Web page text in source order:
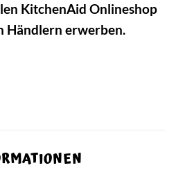
KitchenAid Onlineshop
Händlern erwerben.